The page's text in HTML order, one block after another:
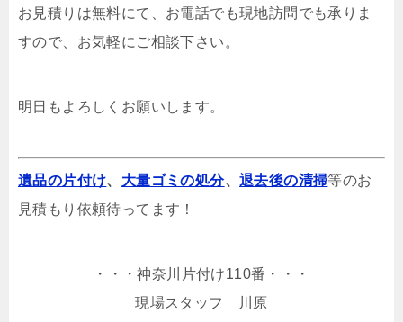
お見積りは無料にて、お電話でも現地訪問でも承りま
すので、お気軽にご相談下さい。
明日もよろしくお願いします。
遺品の片付け、 大量ゴミの処分、退去後の清掃等のお
見積もり依頼待ってます！
・・・神奈川片付け110番・・・
現場スタッフ 川原